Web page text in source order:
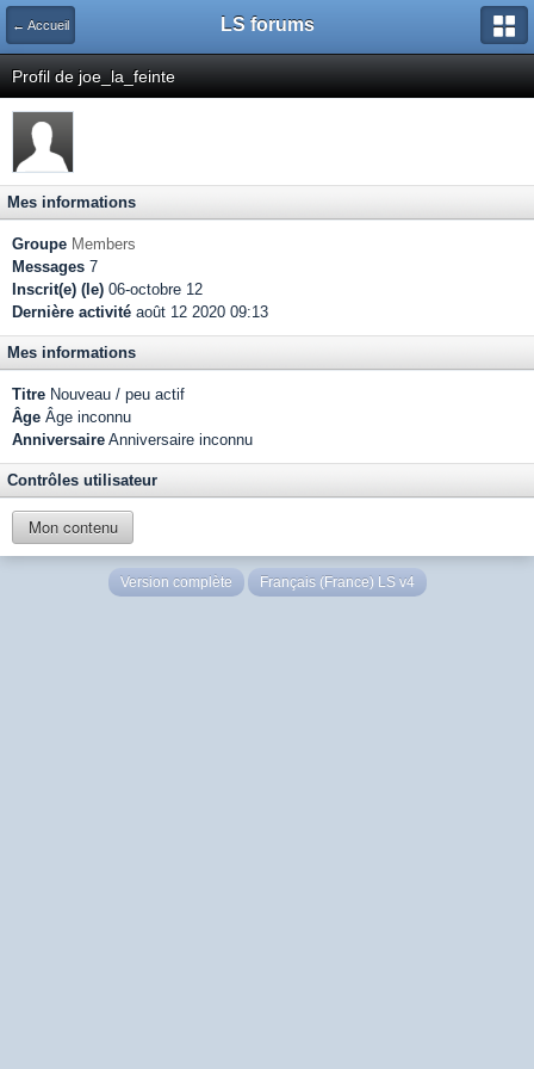
← Accueil LS forums
Profil de joe_la_feinte
Mes informations
Groupe Members
Messages 7
Inscrit(e) (le) 06-octobre 12
Dernière activité août 12 2020 09:13
Mes informations
Titre Nouveau / peu actif
Âge Âge inconnu
Anniversaire Anniversaire inconnu
Contrôles utilisateur
Mon contenu
Version complète Français (France) LS v4